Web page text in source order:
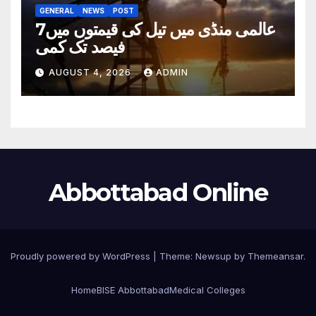
GENERAL NEWS POST
عالمی منڈی میں تیل کی قیمتوں میں7
فیصد تک کمی
AUGUST 4, 2026 ADMIN
Abbottabad Online
Proudly powered by WordPress Theme: Newsup by Themeansar.
HomeBISE AbbottabadMedical Colleges